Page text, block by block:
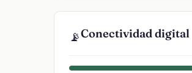
📡Conectividad digital